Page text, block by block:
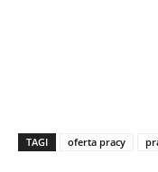
TAGI oferta pracy